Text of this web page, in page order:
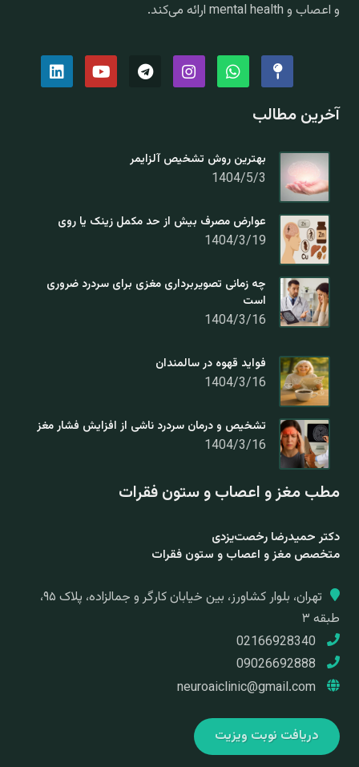
و اعصاب و mental health ارائه می‌کند.
آخرین مطالب
بهترین روش تشخیص آلزایمر
1404/5/3
عوارض مصرف بیش از حد مکمل زینک یا روی
1404/3/19
چه زمانی تصویربرداری مغزی برای سردرد ضروری
است
1404/3/16
فواید قهوه در سالمندان
1404/3/16
تشخیص و درمان سردرد ناشی از افزایش فشار مغز
1404/3/16
مطب مغز و اعصاب و ستون فقرات
دکتر حمیدرضا رخصت‌یزدی
متخصص مغز و اعصاب و ستون فقرات
تهران، بلوار کشاورز، بین خیابان کارگر و جمالزاده، پلاک ۹۵،
طبقه ۳
neuroaiclinic@gmail.com
دریافت نوبت ویزیت